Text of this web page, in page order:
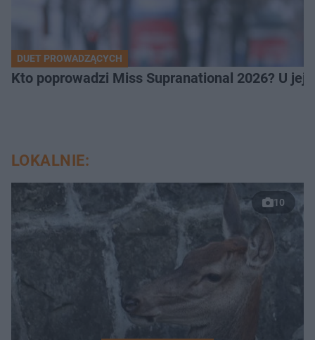
DUET PROWADZĄCYCH
Kto poprowadzi Miss Supranational 2026? U jej
LOKALNIE:
10